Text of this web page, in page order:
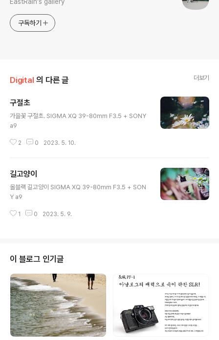
구독하기
Digital 의 다른 글 더보기
구절초
가을꽃 구절초. SIGMA XQ 39-80mm F3.5 + SONY
a9
2 0 2023. 5. 10.
길고양이
올블랙 길고양이 SIGMA XQ 39-80mm F3.5 + SON
Y a9
1 0 2023. 5. 9.
이 블로그 인기글